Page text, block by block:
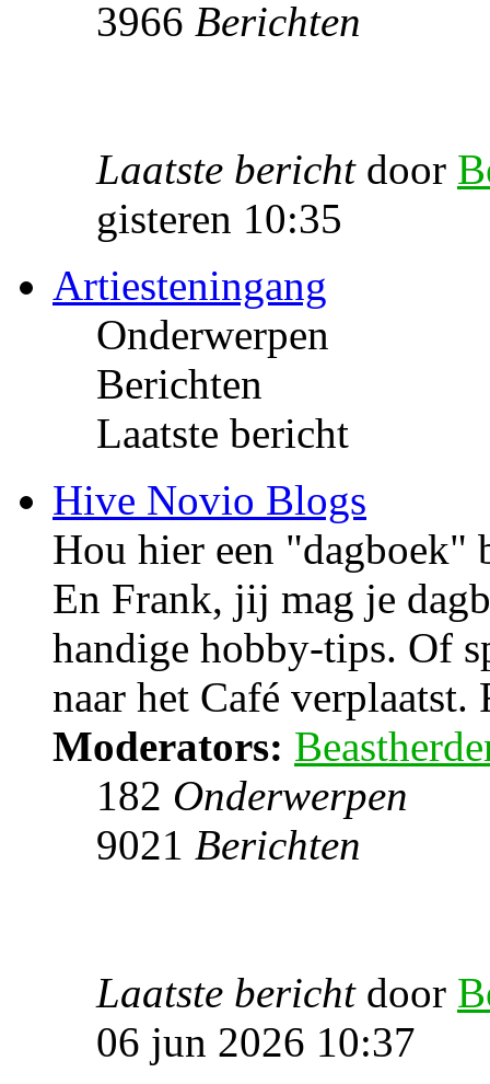
3966 Berichten
Laatste berichtdoor
gisteren 10:35
Artiesteningang
Onderwerpen
Berichten
Laatste bericht
Hive Novio Blogs
Hou hier een "dagboek"
En Frank, jij mag je
handige hobby-tips. Of
naar het Café verplaatst.
Moderators:
182 Onderwerpen
9021 Berichten
Laatste berichtdoor
06 jun 2026 10:37